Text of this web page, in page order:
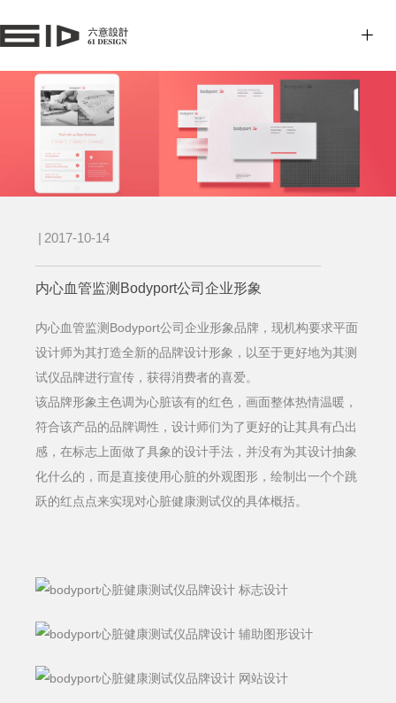
| 2017-10-14
内心血管监测Bodyport公司企业形象
内心血管监测Bodyport公司企业形象品牌，现机构要求平面
设计师为其打造全新的品牌设计形象，以至于更好地为其测
试仪品牌进行宣传，获得消费者的喜爱。
该品牌形象主色调为心脏该有的红色，画面整体热情温暖，
符合该产品的品牌调性，设计师们为了更好的让其具有凸出
感，在标志上面做了具象的设计手法，并没有为其设计抽象
化什么的，而是直接使用心脏的外观图形，绘制出一个个跳
跃的红点点来实现对心脏健康测试仪的具体概括。